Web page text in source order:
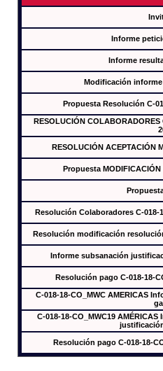
Informe
Informe
Modificación
Propuesta Resolución C-
RESOLUCIÓN
RESOLUCIÓN ACEPTACIÓN
Propuesta
Resolución Colaboradores C-018-
Resolución modificación
Informe subsanación
Resolución pago C-018-18-
C-018-18-CO_MWC AMERICAS
C-018-18-CO_MWC19
Resolución pago C-018-18-